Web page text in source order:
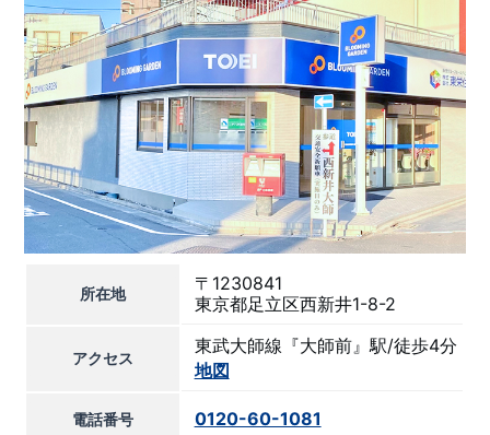
所在地
〒1230841
東京都足立区西新井1-8-2
アクセス
東武大師線『大師前』駅/徒歩4分
地図
電話番号 0120-60-1081